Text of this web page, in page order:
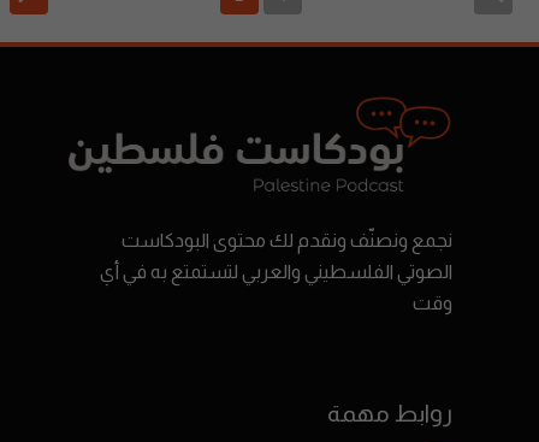
نجمع ونصنّف ونقدم لك محتوى البودكاست
الصوتي الفلسطيني والعربي لتستمتع به في أي
وقت
روابط مهمة